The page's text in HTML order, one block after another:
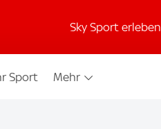
Sky Sport erleben
Sport Mehr